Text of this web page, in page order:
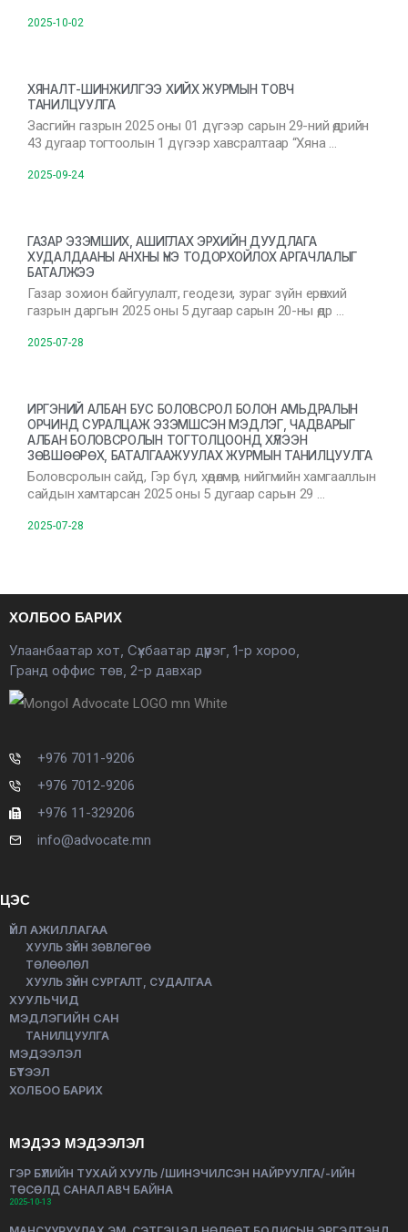
2025-10-02
ХЯНАЛТ-ШИНЖИЛГЭЭ ХИЙХ ЖУРМЫН ТОВЧ
ТАНИЛЦУУЛГА
Засгийн газрын 2025 оны 01 дүгээр сарын 29-ний өдрийн
43 дугаар тогтоолын 1 дүгээр хавсралтаар “Хяна …
2025-09-24
ГАЗАР ЭЗЭМШИХ, АШИГЛАХ ЭРХИЙН ДУУДЛАГА
ХУДАЛДААНЫ АНХНЫ ҮНЭ ТОДОРХОЙЛОХ АРГАЧЛАЛЫГ
БАТАЛЖЭЭ
Газар зохион байгуулалт, геодези, зураг зүйн ерөнхий
газрын даргын 2025 оны 5 дугаар сарын 20-ны өдр …
2025-07-28
ИРГЭНИЙ АЛБАН БУС БОЛОВСРОЛ БОЛОН АМЬДРАЛЫН
ОРЧИНД СУРАЛЦАЖ ЭЗЭМШСЭН МЭДЛЭГ, ЧАДВАРЫГ
АЛБАН БОЛОВСРОЛЫН ТОГТОЛЦООНД ХҮЛЭЭН
ЗӨВШӨӨРӨХ, БАТАЛГААЖУУЛАХ ЖУРМЫН ТАНИЛЦУУЛГА
Боловсролын сайд, Гэр бүл, хөдөлмөр, нийгмийн хамгааллын
сайдын хамтарсан 2025 оны 5 дугаар сарын 29 …
2025-07-28
ХОЛБОО БАРИХ
Улаанбаатар хот, Сүхбаатар дүүрэг, 1-р хороо,
Гранд оффис төв, 2-р давхар
+976 7011-9206
+976 7012-9206
+976 11-329206
info@advocate.mn
ЦЭС
ҮЙЛ АЖИЛЛАГАА
ХУУЛЬ ЗҮЙН ЗӨВЛӨГӨӨ
ТӨЛӨӨЛӨЛ
ХУУЛЬ ЗҮЙН СУРГАЛТ, СУДАЛГАА
ХУУЛЬЧИД
МЭДЛЭГИЙН САН
ТАНИЛЦУУЛГА
МЭДЭЭЛЭЛ
БҮТЭЭЛ
ХОЛБОО БАРИХ
МЭДЭЭ МЭДЭЭЛЭЛ
ГЭР БҮЛИЙН ТУХАЙ ХУУЛЬ /ШИНЭЧИЛСЭН НАЙРУУЛГА/-ИЙН
ТӨСӨЛД САНАЛ АВЧ БАЙНА
2025-10-13